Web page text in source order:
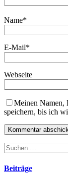
Name*
E-Mail*
Webseite
Meinen Namen,
speichern, bis ich
Suchen
nach:
Beiträge